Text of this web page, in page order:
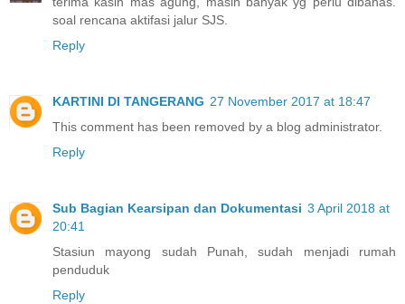
soal rencana aktifasi jalur SJS.
Reply
KARTINI DI TANGERANG 27 November 2017 at 18:47
This comment has been removed by a blog administrator.
Reply
Sub Bagian Kearsipan dan Dokumentasi 3 April 2018 at
20:41
Stasiun mayong sudah Punah, sudah menjadi rumah
penduduk
Reply